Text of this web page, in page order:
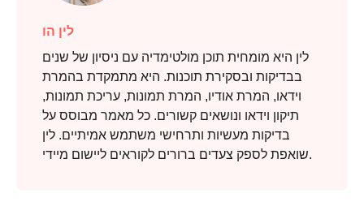
לין הו
לין היא מומחית תוכן מולטימדיה עם ניסיון של שנים
בבדיקות ובסקירת תוכנות. היא מתמקדת בהמרת
וידאו, המרת אודיו, המרת תמונות, עריכת תמונות,
תיקון וידאו ונושאים קשורים. כל מאמר מבוסס על
בדיקות מעשיות ותרחישי משתמש אמיתיים. לין
שואפת לספק צעדים ברורים לקוראים ליישום מיידי.